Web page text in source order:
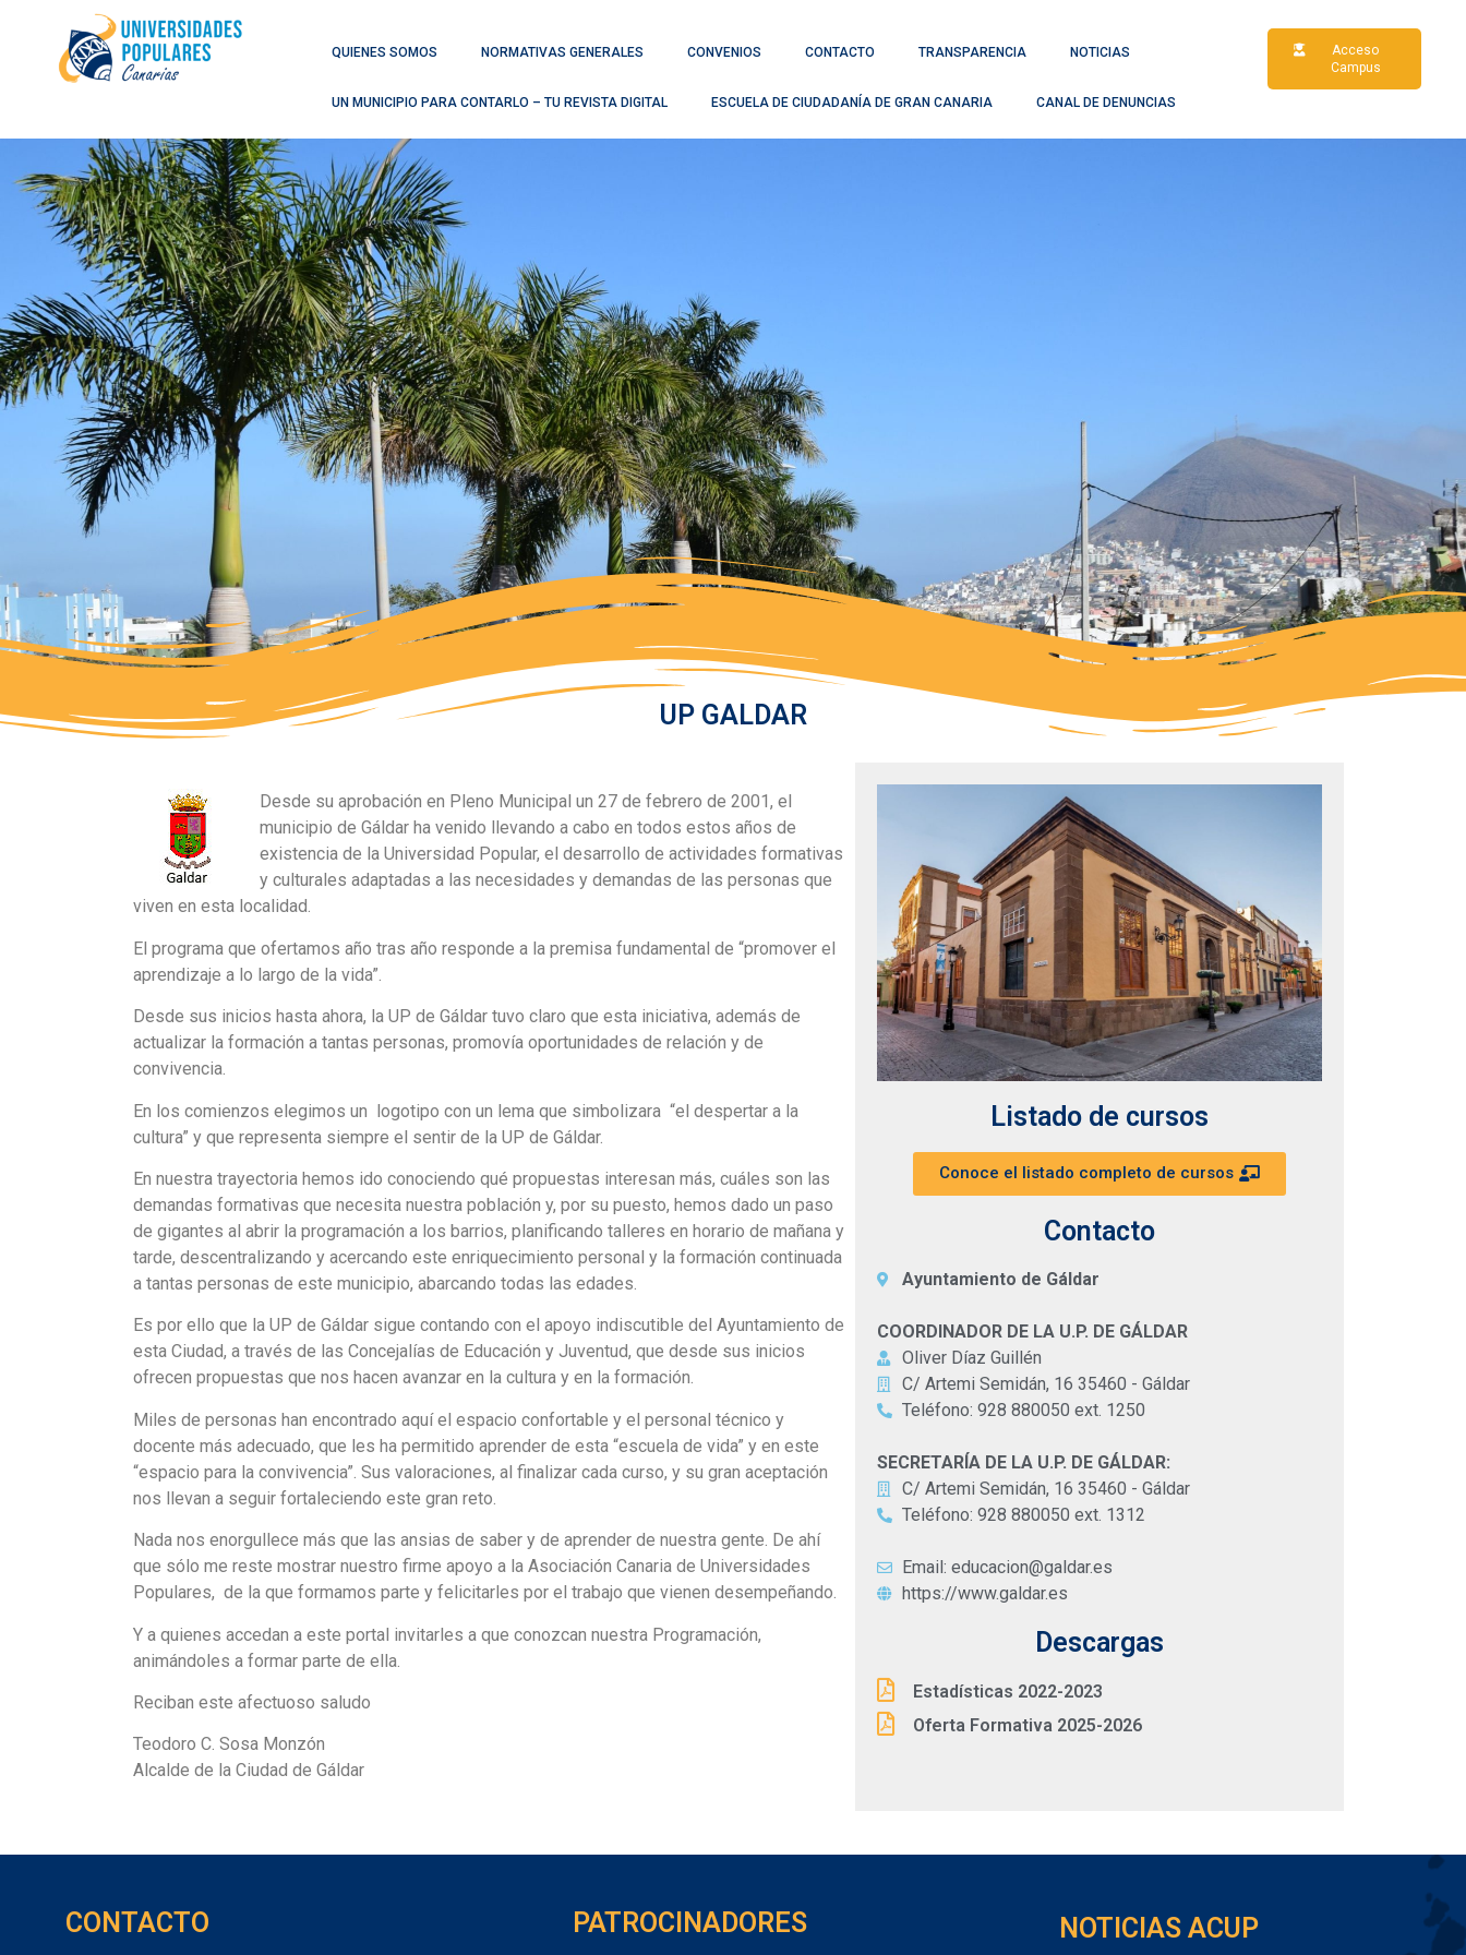
QUIENES SOMOS NORMATIVAS GENERALES CONVENIOS CONTACTO TRANSPARENCIA NOTICIAS
UN MUNICIPIO PARA CONTARLO – TU REVISTA DIGITAL ESCUELA DE CIUDADANÍA DE GRAN CANARIA CANAL DE DENUNCIAS
Acceso
Campus
UP GALDAR
Desde su aprobación en Pleno Municipal un 27 de febrero de 2001, el
municipio de Gáldar ha venido llevando a cabo en todos estos años de
existencia de la Universidad Popular, el desarrollo de actividades formativas
y culturales adaptadas a las necesidades y demandas de las personas que
viven en esta localidad.
El programa que ofertamos año tras año responde a la premisa fundamental de “promover el
aprendizaje a lo largo de la vida”.
Desde sus inicios hasta ahora, la UP de Gáldar tuvo claro que esta iniciativa, además de
actualizar la formación a tantas personas, promovía oportunidades de relación y de
convivencia.
En los comienzos elegimos un logotipo con un lema que simbolizara “el despertar a la
cultura” y que representa siempre el sentir de la UP de Gáldar.
En nuestra trayectoria hemos ido conociendo qué propuestas interesan más, cuáles son las
demandas formativas que necesita nuestra población y, por su puesto, hemos dado un paso
de gigantes al abrir la programación a los barrios, planificando talleres en horario de mañana y
tarde, descentralizando y acercando este enriquecimiento personal y la formación continuada
a tantas personas de este municipio, abarcando todas las edades.
Es por ello que la UP de Gáldar sigue contando con el apoyo indiscutible del Ayuntamiento de
esta Ciudad, a través de las Concejalías de Educación y Juventud, que desde sus inicios
ofrecen propuestas que nos hacen avanzar en la cultura y en la formación.
Miles de personas han encontrado aquí el espacio confortable y el personal técnico y
docente más adecuado, que les ha permitido aprender de esta “escuela de vida” y en este
“espacio para la convivencia”. Sus valoraciones, al finalizar cada curso, y su gran aceptación
nos llevan a seguir fortaleciendo este gran reto.
Nada nos enorgullece más que las ansias de saber y de aprender de nuestra gente. De ahí
que sólo me reste mostrar nuestro firme apoyo a la Asociación Canaria de Universidades
Populares, de la que formamos parte y felicitarles por el trabajo que vienen desempeñando.
Y a quienes accedan a este portal invitarles a que conozcan nuestra Programación,
animándoles a formar parte de ella.
Reciban este afectuoso saludo
Teodoro C. Sosa Monzón
Alcalde de la Ciudad de Gáldar
Listado de cursos
Conoce el listado completo de cursos
Contacto
Ayuntamiento de Gáldar
COORDINADOR DE LA U.P. DE GÁLDAR
Oliver Díaz Guillén
C/ Artemi Semidán, 16 35460 - Gáldar
Teléfono: 928 880050 ext. 1250
SECRETARÍA DE LA U.P. DE GÁLDAR:
C/ Artemi Semidán, 16 35460 - Gáldar
Teléfono: 928 880050 ext. 1312
Email: educacion@galdar.es
https://www.galdar.es
Descargas
Estadísticas 2022-2023
Oferta Formativa 2025-2026
CONTACTO PATROCINADORES NOTICIAS ACUP